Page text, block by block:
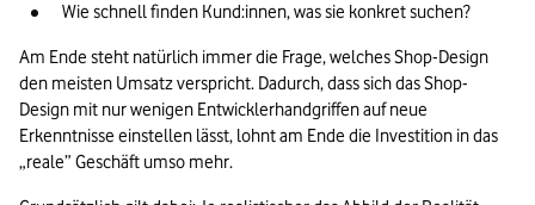
Wie schnell finden Kund:innen, was sie konkret suchen?
Am Ende steht natürlich immer die Frage, welches Shop-Design
den meisten Umsatz verspricht. Dadurch, dass sich das Shop-
Design mit nur wenigen Entwicklerhandgriffen auf neue
Erkenntnisse einstellen lässt, lohnt am Ende die Investition in das
„reale” Geschäft umso mehr.